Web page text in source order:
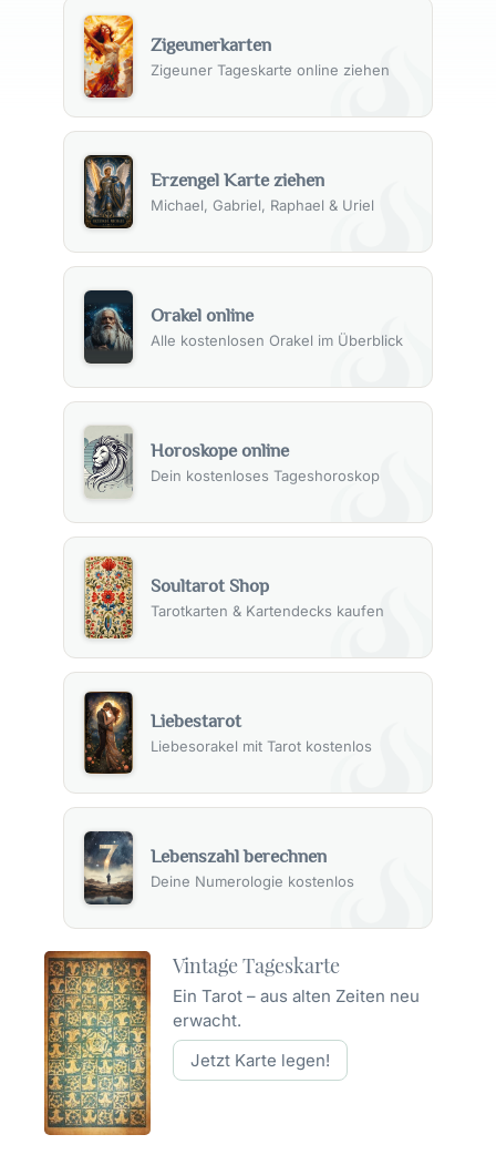
Zigeunerkarten
Zigeuner Tageskarte online ziehen
Erzengel Karte ziehen
Michael, Gabriel, Raphael & Uriel
Orakel online
Alle kostenlosen Orakel im Überblick
Horoskope online
Dein kostenloses Tageshoroskop
Soultarot Shop
Tarotkarten & Kartendecks kaufen
Liebestarot
Liebesorakel mit Tarot kostenlos
Lebenszahl berechnen
Deine Numerologie kostenlos
Vintage Tageskarte
Ein Tarot – aus alten Zeiten neu
erwacht.
Jetzt Karte legen!